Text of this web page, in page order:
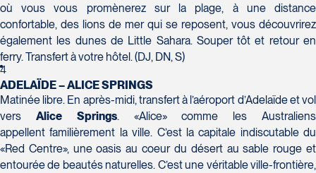
où vous vous promènerez sur la plage, à une distance
confortable, des lions de mer qui se reposent, vous découvrirez
également les dunes de Little Sahara. Souper tôt et retour en
ferry. Transfert à votre hôtel. (DJ, DN, S)
4
ADELAÏDE – ALICE SPRINGS
Matinée libre. En après-midi, transfert à l’aéroport d’Adelaïde et vol
vers Alice Springs. «Alice» comme les Australiens
appellent familièrement la ville. C’est la capitale indiscutable du
«Red Centre», une oasis au coeur du désert au sable rouge et
entourée de beautés naturelles. C’est une véritable ville-frontière,
Voyages Action
230 Boulevard Sir-Wilfrid-Laurier
Beloeil
Tél :450-464-0363 / 1-800-331-0363
Voyages CAA Place de la Cité
2600 Boulevard Laurier #133, Place de la
Cité
Québec
G1V 4T3
Tél : 418-653-9200 / 1-844-869-2439